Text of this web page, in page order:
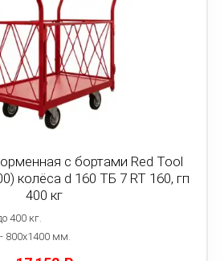
с бортами Red Tool
колёса d 160 ТБ 7 RT 160, гп
400 кг
400 кг.
800х1400 мм.